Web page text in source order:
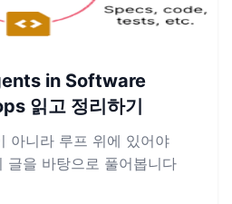
in Software
읽고 정리하기
아니라 루프 위에 있어야
을 바탕으로 풀어봅니다